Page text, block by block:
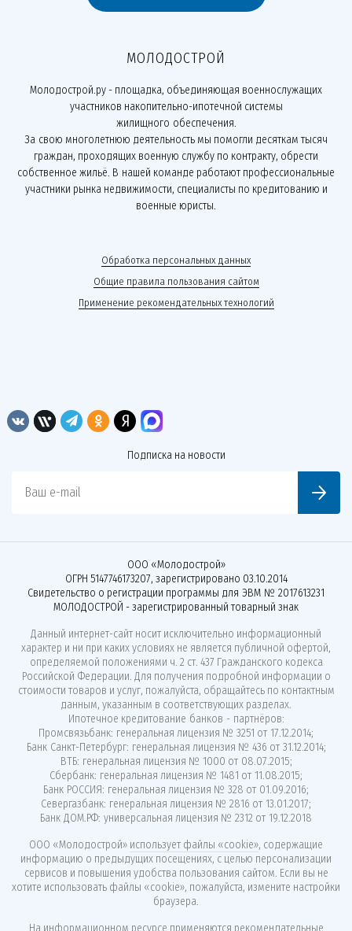
МОЛОДОСТРОЙ
Молодострой.ру - площадка, объединяющая военнослужащих
участников накопительно-ипотечной системы
жилищного обеспечения.
За свою многолетнюю деятельность мы помогли десяткам тысяч
граждан, проходящих военную службу по контракту, обрести
собственное жильё. В нашей команде работают профессиональные
участники рынка недвижимости, специалисты по кредитованию и
военные юристы.
Обработка персональных данных
Общие правила пользования сайтом
Применение рекомендательных технологий
Подписка на новости
Ваш e-mail
ООО «Молодострой»
ОГРН 5147746173207, зарегистрировано 03.10.2014
Свидетельство о регистрации программы для ЭВМ № 2017613231
МОЛОДОСТРОЙ - зарегистрированный товарный знак
Данный интернет-сайт носит исключительно информационный
характер и ни при каких условиях не является публичной офертой,
определяемой положениями ч. 2 ст. 437 Гражданского кодекса
Российской Федерации. Для получения подробной информации о
стоимости товаров и услуг, пожалуйста, обращайтесь по контактным
данным, указанным в соответствующих разделах.
Ипотечное кредитование банков - партнёров:
Промсвязьбанк: генеральная лицензия № 3251 от 17.12.2014;
Банк Санкт-Петербург: генеральная лицензия № 436 от 31.12.2014;
ВТБ: генеральная лицензия № 1000 от 08.07.2015;
Сбербанк: генеральная лицензия № 1481 от 11.08.2015;
Банк РОССИЯ: генеральная лицензия № 328 от 01.09.2016;
Севергазбанк: генеральная лицензия № 2816 от 13.01.2017;
Банк ДОМ.РФ: универсальная лицензия № 2312 от 19.12.2018
ООО «Молодострой» использует файлы «cookie», содержащие
информацию о предыдущих посещениях, с целью персонализации
сервисов и повышения удобства пользования сайтом. Если вы не
хотите использовать файлы «cookie», пожалуйста, измените настройки
браузера.
На информационном ресурсе применяются рекомендательные